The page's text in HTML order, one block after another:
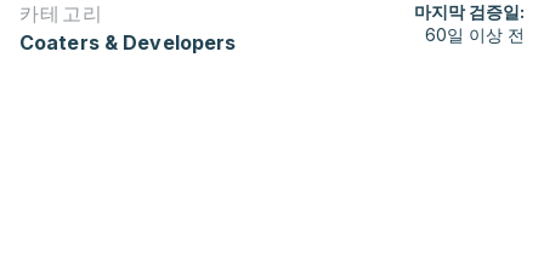
카테고리
Coaters & Developers
마지막 검증일:
60일 이상 전